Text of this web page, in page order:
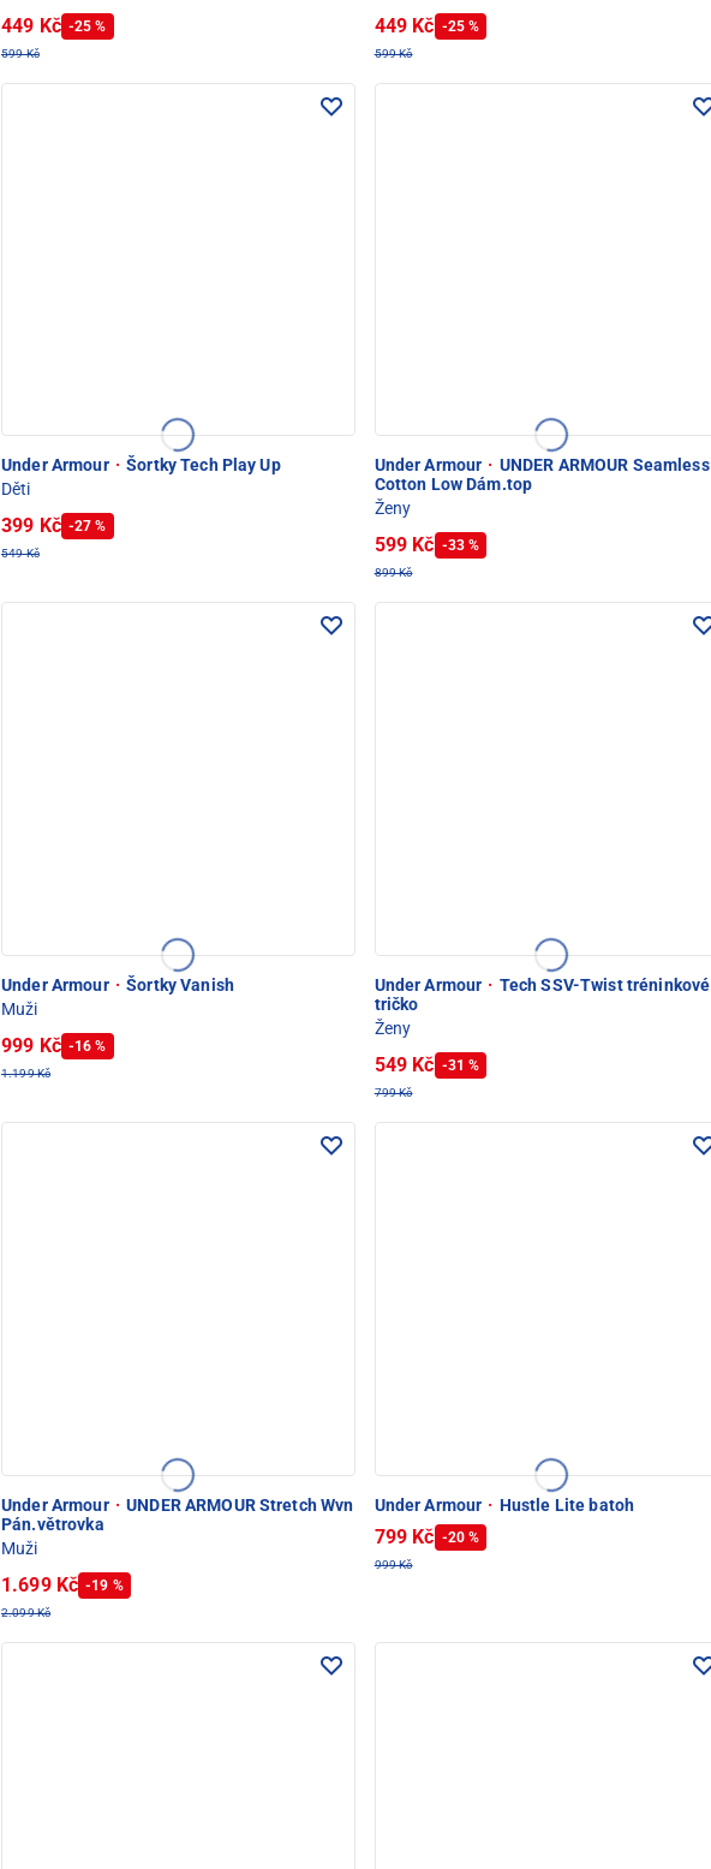
449 Kč -25 %
599 Kč
449 Kč -25 %
599 Kč
Under Armour · Šortky Tech Play Up
Děti
399 Kč -27 %
549 Kč
Under Armour · UNDER ARMOUR Seamless
Cotton Low Dám.top
Ženy
599 Kč -33 %
899 Kč
Under Armour · Šortky Vanish
Muži
999 Kč -16 %
1.199 Kč
Under Armour · Tech SSV-Twist tréninkové
tričko
Ženy
549 Kč -31 %
799 Kč
Under Armour · UNDER ARMOUR Stretch Wvn
Pán.větrovka
Muži
1.699 Kč -19 %
2.099 Kč
Under Armour · Hustle Lite batoh
799 Kč -20 %
999 Kč